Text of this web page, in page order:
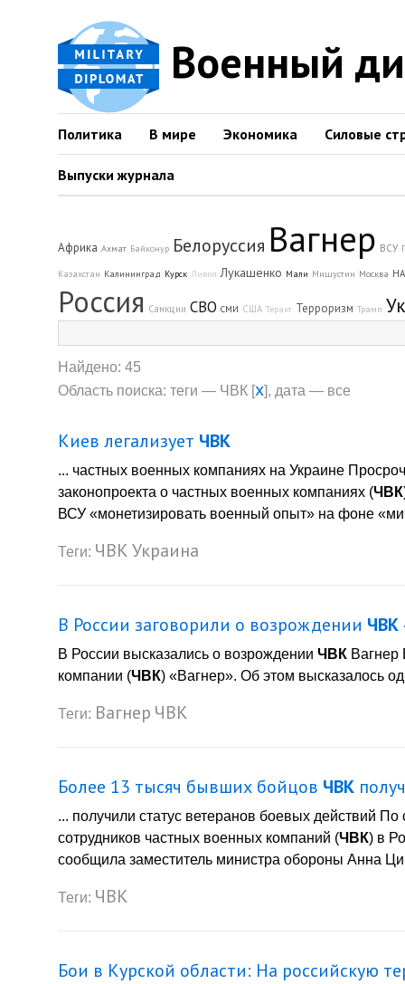
Военный
Политика В мире Экономика Силовые
Выпуски журнала
Африка Ахмат Байконур Белоруссия Вагнер ВСУ
Казахстан Калининград Курск Ливия Лукашенко Мали Мишустин Москва
Россия Санкции СВО СМИ США Теракт Терроризм Трамп
Найдено: 45
Область поиска: теги — ЧВК [x], дата — все
Киев легализует ЧВК
... частных военных компаниях на Украине
законопроекта о частных военных компаниях (ЧВК
ВСУ «монетизировать военный опыт» на фоне
Теги: ЧВКУкраина
В России заговорили о возрождении ЧВК
В России высказались о возрождении ЧВК Вагнер
компании (ЧВК) «Вагнер». Об этом высказалось
Теги: Вагнер ЧВК
Более 13 тысяч бывших бойцов ЧВК
... получили статус ветеранов боевых действий
сотрудников частных военных компаний (ЧВК) в
сообщила заместитель министра обороны Анна
Теги: ЧВК
Бои в Курской области: На российскую